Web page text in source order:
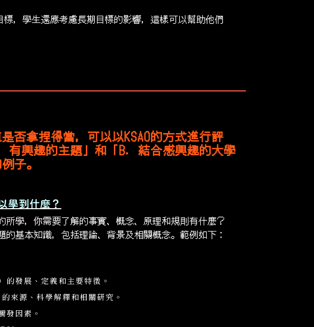
，學生還應考慮長期目標的影響，這樣可以幫助他們
否拿捏得當，可以以KSAO的方式進行評
有興趣的主題」和「B. 結合感興趣的大學
子。
學到什麼？
所學，你需要了解的事實、概念、原理和規則有什麼？
基本知識，包括理論、背景及相關概念。範例如下：
發展、定義和主要特徵。
源、科學解釋和相關研究。
發因素。